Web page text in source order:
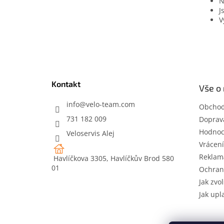
Kontakt
info@velo-team.com
731 182 009
Veloservis Alej
Havlíčkova 3305, Havlíčkův Brod 580
01
Vše o
Jak
Jak